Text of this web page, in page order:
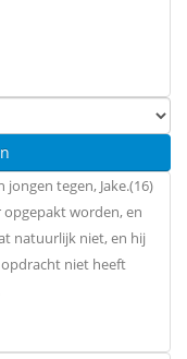
tegen, Jake.(16)
worden, en
natuurlijk niet, en hij
opdracht niet heeft